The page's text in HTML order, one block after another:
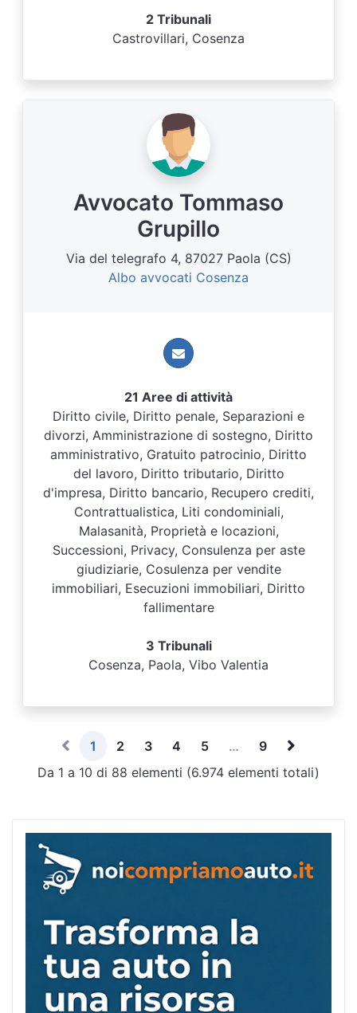
2 Tribunali
Castrovillari, Cosenza
Avvocato Tommaso
Grupillo
Via del telegrafo 4, 87027 Paola (CS)
Albo avvocati Cosenza
21 Aree di attività
Diritto civile, Diritto penale, Separazioni e
divorzi, Amministrazione di sostegno, Diritto
amministrativo, Gratuito patrocinio, Diritto
del lavoro, Diritto tributario, Diritto
d'impresa, Diritto bancario, Recupero crediti,
Contrattualistica, Liti condominiali,
Malasanità, Proprietà e locazioni,
Successioni, Privacy, Consulenza per aste
giudiziarie, Cosulenza per vendite
immobiliari, Esecuzioni immobiliari, Diritto
fallimentare
3 Tribunali
Cosenza, Paola, Vibo Valentia
1 2 3 4 5 …
9
Da 1 a 10 di 88 elementi (6.974 elementi totali)